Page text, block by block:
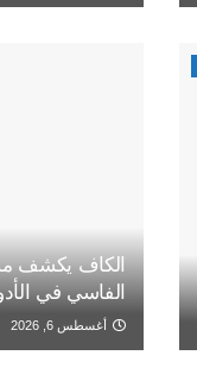
الكاف يكشف
الفاسي في
أغسطس 6, 2026